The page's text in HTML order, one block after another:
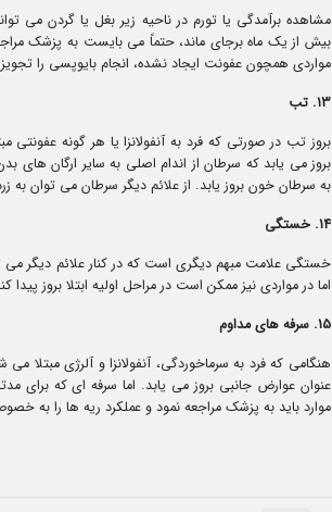
مشاهده برآمدگی یا تورم در ناحیه زیر بغل یا گردن می
بیش از یک ماه برجای ماند، حتماً می بایست به پزشک
مواردی همچون عفونت ایجاد نشده، انجام بایوپسی را
13. تب
بروز تب در صورتی که فرد به آنفولانزا یا هر گونه
بروز می یابد که سرطان از اندام اصلی به سایر ارگان های
به سرطان خون بروز یابد. از علائم دیگر سرطان می توان به
14. خستگی
خستگی علامت مبهم دیگری است که در کنار علائم دیگر می
اما در مواردی نیز ممکن است در مراحل اولیه ابتلا بروز پیدا
15. سرفه های مداوم
هنگامی که فرد به سرماخوردگی، آنفولانزا و آلرژی
عنوان عوارض جانبی بروز می یابد. اما سرفه ای که برای
موارد باید به پزشک مراجعه نمود و عملکرد ریه ها را به